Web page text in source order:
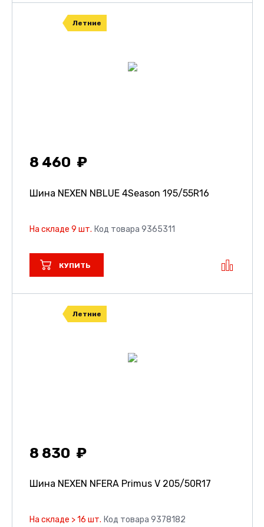
Летние
8 460
Шина NEXEN NBLUE 4Season 195/55R16
На складе 9 шт. Код товара 9365311
КУПИТЬ
Летние
8 830
Шина NEXEN NFERA Primus V 205/50R17
На складе > 16 шт. Код товара 9378182